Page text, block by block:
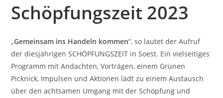
Schöpfungszeit 2023
„Gemeinsam ins Handeln kommen“, so lautet der Aufruf
der diesjährigen SCHÖPFUNGSZEIT in Soest. Ein vielseitiges
Programm mit Andachten, Vorträgen, einem Grünen
Picknick, Impulsen und Aktionen lädt zu einem Austausch
über den achtsamen Umgang mit der Schöpfung und